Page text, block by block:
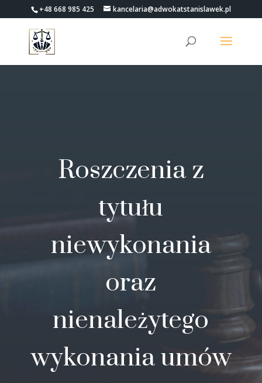
+48 668 985 425 kancelaria@adwokatstanislawek.pl
Roszczenia z
tytułu
niewykonania
oraz
nienależytego
wykonania umów